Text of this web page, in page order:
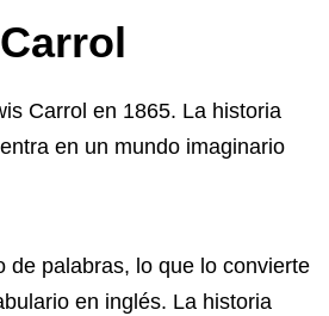
Carrol en 1865. La historia
en un mundo imaginario
de palabras, lo que lo convierte
en inglés. La historia